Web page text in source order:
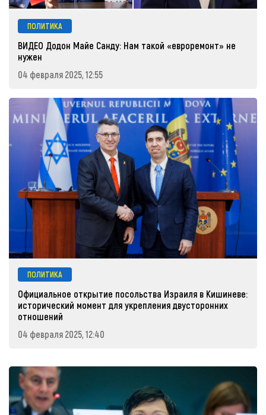
ПОЛИТИКА
ВИДЕО Додон Майе Санду: Нам такой «евроремонт» не
нужен
04 февраля 2025, 12:55
ПОЛИТИКА
Официальное открытие посольства Израиля в Кишиневе:
исторический момент для укрепления двусторонних
отношений
04 февраля 2025, 12:40